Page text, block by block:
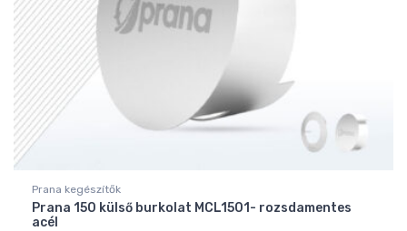
Prana kegészítők
Prana 150 külső burkolat MCL1501- rozsdamentes
acél